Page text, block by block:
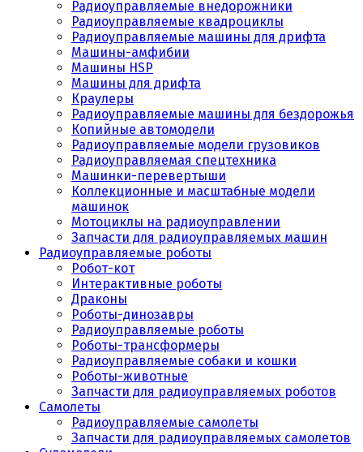
Радиоуправляемые внедорожники
Радиоуправляемые квадроциклы
Радиоуправляемые машины для дрифта
Машины-амфибии
Машины HSP
Машины для дрифта
Краулеры
Радиоуправляемые машины для бездорожья
Копийные автомодели
Радиоуправляемые модели грузовиков
Радиоуправляемая спецтехника
Машинки-перевертыши
Коллекционные и масштабные модели
машинок
Мотоциклы на радиоуправлении
Запчасти для радиоуправляемых машин
Радиоуправляемые роботы
Робот-кот
Интерактивные роботы
Драконы
Роботы-динозавры
Радиоуправляемые роботы
Роботы-трансформеры
Радиоуправляемые собаки и кошки
Роботы-животные
Запчасти для радиоуправляемых роботов
Самолеты
Радиоуправляемые самолеты
Запчасти для радиоуправляемых самолетов